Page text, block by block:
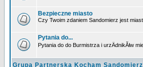
Bezpieczne miasto
Czy Twoim zdaniem Sandomierz jest
Pytania do...
Pytania do do Burmistrza i urzÄdnikĂłw
Grupa Partnerska Kocham Sandomierz